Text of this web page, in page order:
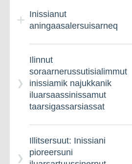
INIp imminut
INImi inissarsiortunut
paasissutissat
kiffartuussiviatigut
inissarsiortumut
Illut sanaqataaffiusut
Inissianut
aningaasalersuisarneq
Illuliortarnernut
aningaasalersuisarneq
pillugu
pillugu inatsit
Ilinnut
soraarnerussutisialimmut
inissiamik najukkanik
iluarsaassinissamut
taarsigassarsiassat
Illitsersuut: Inissiani
pioreersuni